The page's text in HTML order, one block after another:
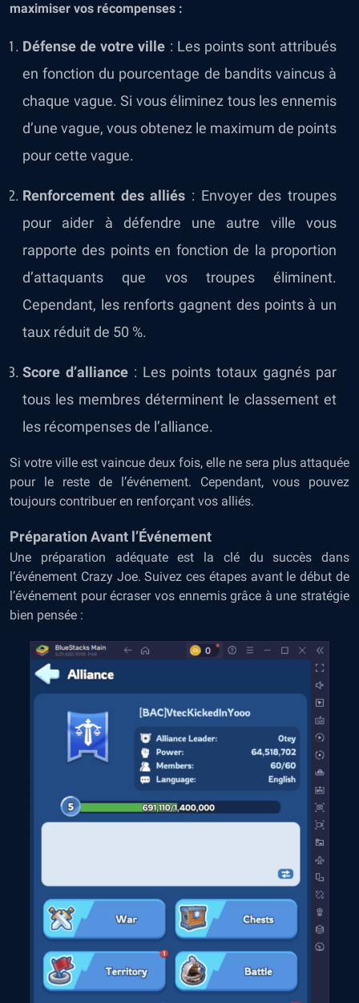
maximiser vos récompenses :
Défense de votre ville : Les points sont attribués
en fonction du pourcentage de bandits vaincus à
chaque vague. Si vous éliminez tous les ennemis
d’une vague, vous obtenez le maximum de points
pour cette vague.
Renforcement des alliés : Envoyer des troupes
pour aider à défendre une autre ville vous
rapporte des points en fonction de la proportion
d’attaquants que vos troupes éliminent.
Cependant, les renforts gagnent des points à un
taux réduit de 50 %.
Score d’alliance : Les points totaux gagnés par
tous les membres déterminent le classement et
les récompenses de l’alliance.
Si votre ville est vaincue deux fois, elle ne sera plus attaquée
pour le reste de l’événement. Cependant, vous pouvez
toujours contribuer en renforçant vos alliés.
Préparation Avant l’Événement
Une préparation adéquate est la clé du succès dans
l’événement Crazy Joe. Suivez ces étapes avant le début de
l’événement pour écraser vos ennemisgrâce à une stratégie
bien pensée :